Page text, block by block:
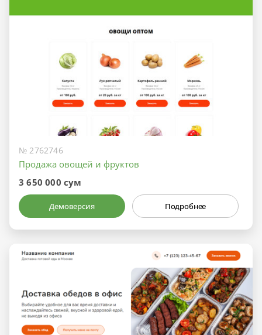
№ 2762746
Продажа овощей и фруктов
3 650 000 сум
Демоверсия Подробнее